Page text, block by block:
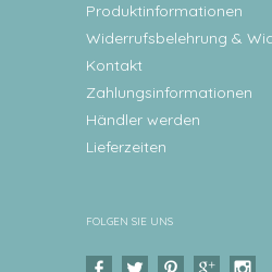
Produktinformationen
Widerrufsbelehrung &
Kontakt
Zahlungsinformationen
Händler werden
Lieferzeiten
FOLGEN SIE UNS